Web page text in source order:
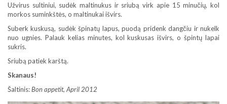
Užvirus sultiniui, sudėk maltinukus ir sriubą virk apie 15 minučių, kol
morkos suminkštės, o maltinukai išvirs.
Suberk kuskusą, sudėk špinatų lapus, puodą pridenk dangčiu ir nukelk
nuo ugnies. Palauk kelias minutes, kol kuskusas išvirs, o špintų lapai
sukris.
Sriubą patiek karštą.
Skanaus!
Šaltinis:Bon appetit, April 2012